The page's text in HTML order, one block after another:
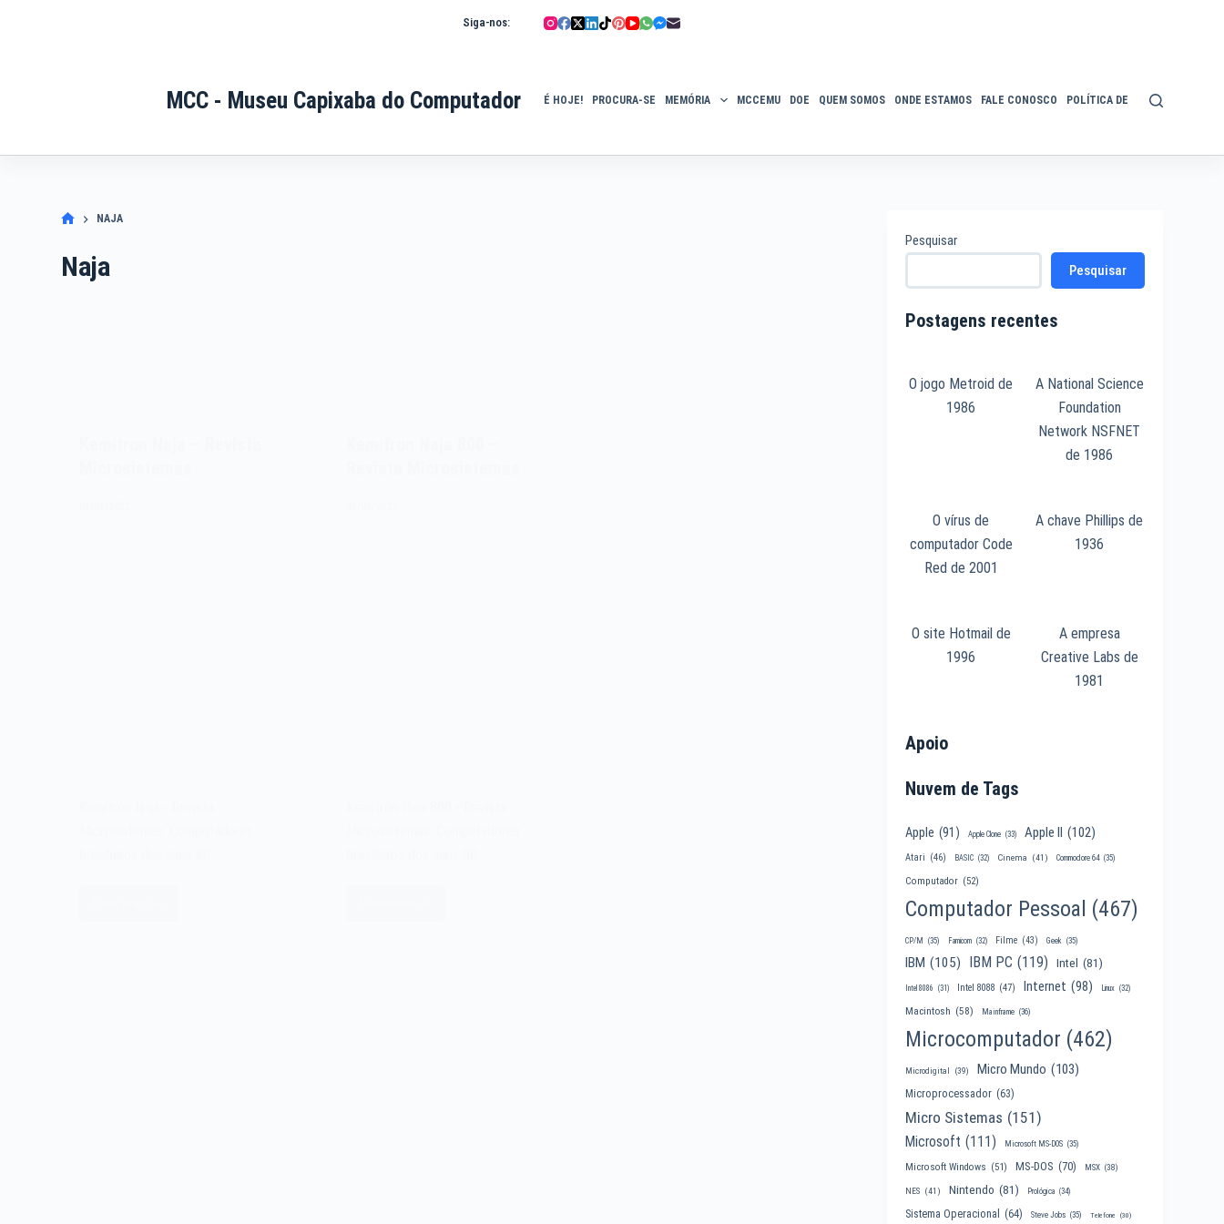
Siga-nos:
MCC - Museu Capixaba do Computador É HOJE! PROCURA-SE MEMÓRIA MCCEMU DOE QUEM SOMOS ONDE ESTAMOS FALE CONOSCO POLÍTICA DE PRIVACIDADE
NAJA
Naja
Pesquisar
Pesquisar
Postagens recentes
O jogo Metroid de
1986
A National Science
Foundation
Network NSFNET
de 1986
O vírus de
computador Code
Red de 2001
A chave Phillips de
1936
O site Hotmail de
1996
A empresa
Creative Labs de
1981
Apoio
Nuvem de Tags
Apple (91) Apple Clone (33) Apple II (102)
Atari (46) BASIC (32) Cinema (41) Commodore 64 (35)
Computador (52)
Computador Pessoal (467)
CP/M (35) Famicom (32) Filme (43) Geek (35)
IBM (105) IBM PC (119) Intel (81)
Intel 8086 (31) Intel 8088 (47) Internet (98) Linux (32)
Macintosh (58) Mainframe (36)
Microcomputador (462)
Microdigital (39) Micro Mundo (103)
Microprocessador (63)
Micro Sistemas (151)
Microsoft (111) Microsoft MS-DOS (35)
Microsoft Windows (51) MS-DOS (70) MSX (38)
NES (41) Nintendo (81) Prológica (34)
Sistema Operacional (64) Steve Jobs (35) Telefone (30)